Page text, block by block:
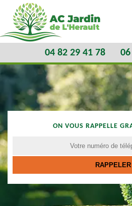
04 82 29 41 78
ON VOUS RAPPELLE